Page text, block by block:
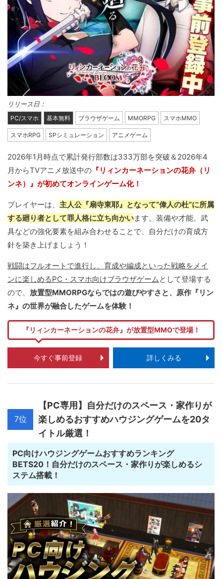
リリース日：
PC/スマホ 基本無料 ブラウザゲーム MMORPG スマホMMO
スマホRPG SPシミュレーション アニメゲーム
2026年1月時点で累計発行部数は333万部を突破＆2026年4
月からTVアニメ放送中の 『リィンカーネーションの花弁（リ
ンネ）』が初めてオンラインゲーム化！
プレイヤーは、 主人公『扇寺東耶』となって“偉人の杜”に所属
する廻り者として罪人格に立ち向かいます。装備や才能、武
具などの強化要素を組み合わせることで、自分だけの育成方
針を築き上げましょう！
戦闘はフルオートで進行し、育成や編成といった戦略をメイ
ンに楽しめるPC・スマホ向けブラウザゲームとして登場する
ので、 放置型MMORPGならではの遊びやすさと、原作『リン
ネ』の世界が融合したゲームを体験！
『リィンカーネーションの花弁』が放置型MMOで登場！
今すぐ事前登録 詳しくみる
7位
【PC専用】自分だけのスペース・家作りが
楽しめるおすすめハウジングゲームを20タ
イトル厳選！
PC向けハウジングゲームおすすめランキング
BETS20！自分だけのスペース・家作りが楽しめるシ
ステム搭載！